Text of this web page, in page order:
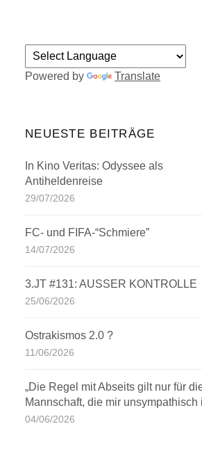
Powered by Translate
NEUESTE BEITRÄGE
In Kino Veritas: Odyssee als
Antiheldenreise
29/07/2026
FC- und FIFA-“Schmiere”
14/07/2026
3.JT #131: AUSSER KONTROLLE
25/06/2026
Ostrakismos 2.0 ?
11/06/2026
„Die Regel mit Abseits gilt nur für
Mannschaft, die mir unsympathisch
04/06/2026